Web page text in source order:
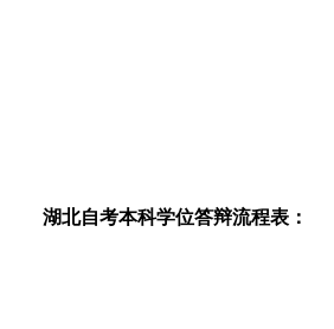
湖北自考本科学位答辩流程表：